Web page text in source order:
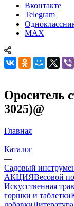
Вконтакте
Telegram
MAX
Ороситель
3025)@
Главная
—
Каталог
—
Садовый
АКЦИЯВесовой
Искусственная
горшки и таблетки